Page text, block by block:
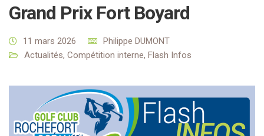
Grand Prix Fort Boyard
11 mars 2026
Philippe DUMONT
Actualités, Compétition interne, Flash Infos